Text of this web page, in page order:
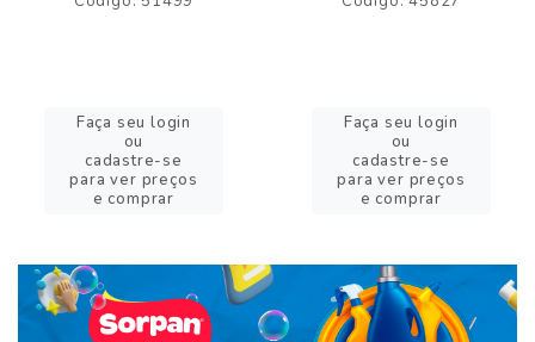
Faça seu login
ou
cadastre-se
para ver preços
e comprar
Faça seu login
ou
cadastre-se
para ver preços
e comprar